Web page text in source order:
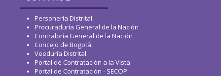
Personería Distrital
Procuraduría General de la Nación
Contraloría General de la Nación
Concejo de Bogotá
Veeduría Distrital
Portal de Contratación a la Vista
Portal de Contratación - SECOP